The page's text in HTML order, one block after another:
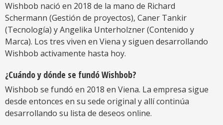
Wishbob nació en 2018 de la mano de Richard
Schermann (Gestión de proyectos), Caner Tankir
(Tecnología) y Angelika Unterholzner (Contenido y
Marca). Los tres viven en Viena y siguen desarrollando
Wishbob activamente hasta hoy.
¿Cuándo y dónde se fundó Wishbob?
Wishbob se fundó en 2018 en Viena. La empresa sigue
desde entonces en su sede original y allí continúa
desarrollando su lista de deseos online.